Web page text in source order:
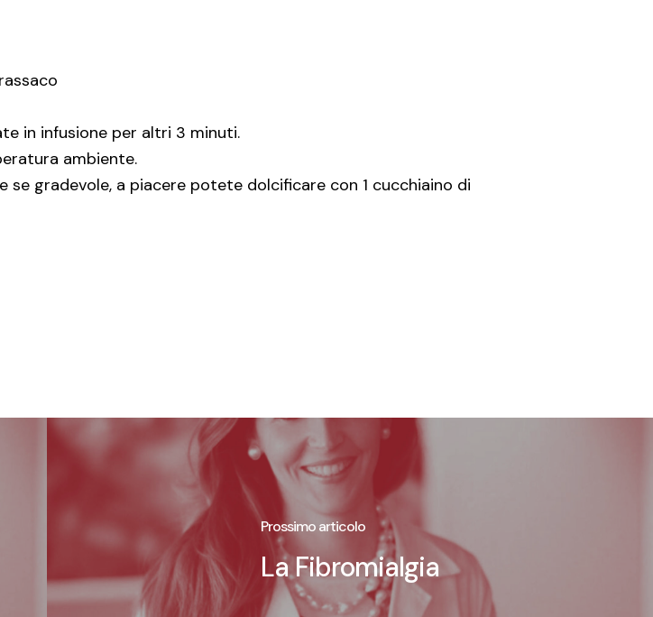
in infusione per altri 3 minuti.
ambiente.
se gradevole, a piacere potete dolcificare con 1 cucchiaino di
Prossimo articolo
La Fibromialgia